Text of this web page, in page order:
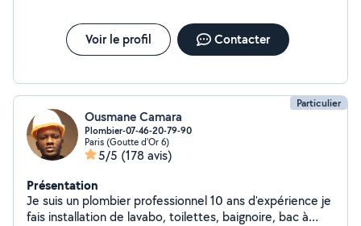
Voir le profil Contacter
Particulier
Ousmane Camara
Plombier-07-46-20-79-90
Paris (Goutte d'Or 6)
5/5 (178 avis)
Présentation
Je suis un plombier professionnel 10 ans d'expérience je
fais installation de lavabo, toilettes, baignoire, bac à